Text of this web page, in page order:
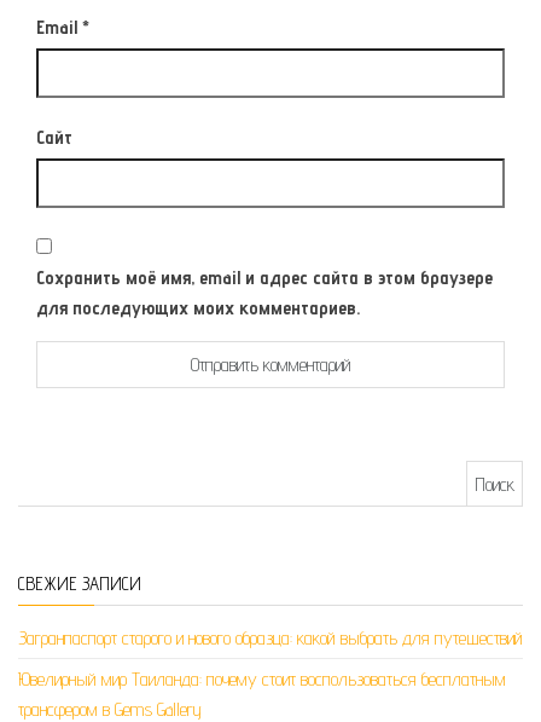
Email *
Сайт
Сохранить моё имя, email и адрес сайта в этом браузере
для последующих моих комментариев.
СВЕЖИЕ ЗАПИСИ
Загранпаспорт старого и нового образца: какой выбрать для путешествий
Ювелирный мир Таиланда: почему стоит воспользоваться бесплатным
трансфером в Gems Gallery